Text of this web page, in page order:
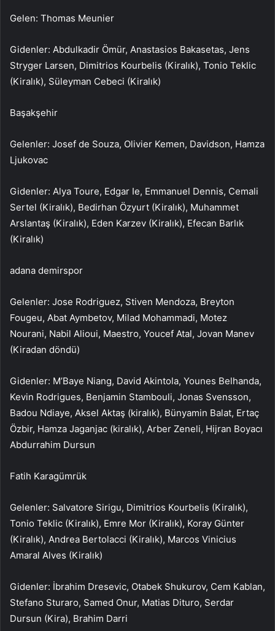
Gelen: Thomas Meunier
Gidenler: Abdulkadir Ömür, Anastasios Bakasetas, Jens
Stryger Larsen, Dimitrios Kourbelis (Kiralık), Tonio Teklic
(Kiralık), Süleyman Cebeci (Kiralık)
Başakşehir
Gelenler: Josef de Souza, Olivier Kemen, Davidson, Hamza
Ljukovac
Gidenler: Alya Toure, Edgar Ie, Emmanuel Dennis, Cemali
Sertel (Kiralık), Bedirhan Özyurt (Kiralık), Muhammet
Arslantaş (Kiralık), Eden Karzev (Kiralık), Efecan Barlık
(Kiralık)
adana demirspor
Gelenler: Jose Rodriguez, Stiven Mendoza, Breyton
Fougeu, Abat Aymbetov, Milad Mohammadi, Motez
Nourani, Nabil Alioui, Maestro, Youcef Atal, Jovan Manev
(Kiradan döndü)
Gidenler: M’Baye Niang, David Akintola, Younes Belhanda,
Kevin Rodrigues, Benjamin Stambouli, Jonas Svensson,
Badou Ndiaye, Aksel Aktaş (kiralık), Bünyamin Balat, Ertaç
Özbir, Hamza Jaganjac (kiralık), Arber Zeneli, Hijran Boyacı
Abdurrahim Dursun
Fatih Karagümrük
Gelenler: Salvatore Sirigu, Dimitrios Kourbelis (Kiralık),
Tonio Teklic (Kiralık), Emre Mor (Kiralık), Koray Günter
(Kiralık), Andrea Bertolacci (Kiralık), Marcos Vinicius
Amaral Alves (Kiralık)
Gidenler: İbrahim Dresevic, Otabek Shukurov, Cem Kablan,
Stefano Sturaro, Samed Onur, Matias Dituro, Serdar
Dursun (Kira), Brahim Darri